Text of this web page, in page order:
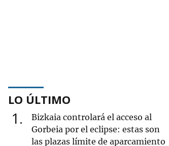
LO ÚLTIMO
1
Bizkaia controlará el acceso al
Gorbeia por el eclipse: estas son
las plazas límite de aparcamiento